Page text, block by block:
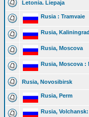
Letonia. Liepaja
Rusia : Tramvaie
Rusia, Kaliningrad
Rusia, Moscova
Rusia, Moscova :
Rusia, Novosibirsk
Rusia, Perm
Rusia,